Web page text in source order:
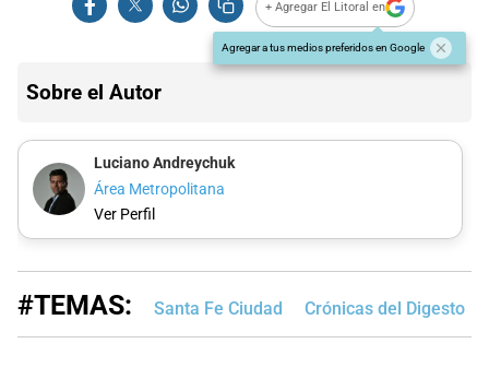
+ Agregar El Litoral en
Agregar a tus medios preferidos en Google
Sobre el Autor
Luciano Andreychuk
Área Metropolitana
Ver Perfil
#TEMAS: Santa Fe Ciudad Crónicas del Digesto